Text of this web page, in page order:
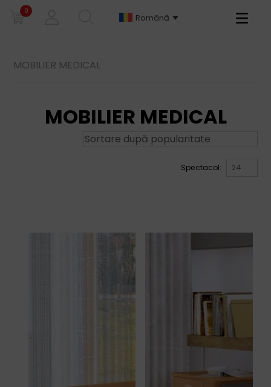
0
Română
Primary
MOBILIER MEDICAL
MOBILIER MEDICAL
Spectacol: